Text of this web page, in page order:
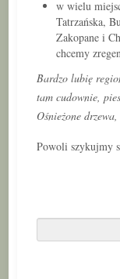
w wielu
Tatrzańska,
Zakopane i
chcemy
Bardzo lubię
tam cudownie,
Ośnieżone
Powoli szykujmy